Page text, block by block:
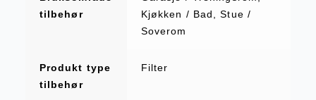
tilbehør
Kjøkken / Bad, Stue /
Soverom
Produkt type
tilbehør
Filter